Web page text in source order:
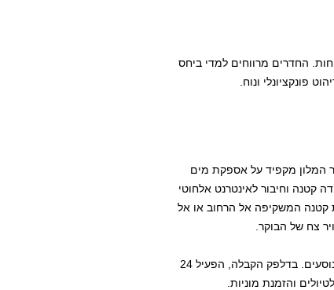
החדרים מרווחים למדי ביחס
פונקציונלי ונוח.
המלון מקפיד על אספקת מים
קטנה וחיבור לאינטרנט אלחוטי
קטנה המשקיפה אל הרחוב או אל
צח של הבוקר.
אחד היתרונות הבולטים של Mesay Hotel הוא השירות המותאם לנוסעים. בדלפק הקבלה, הפעיל 24
והזמנת מוניות.